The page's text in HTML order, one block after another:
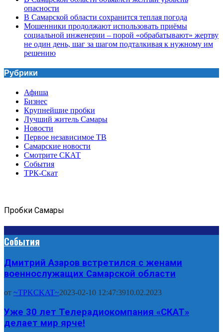
опасности
В Самарской области сохранится теплая погода
Мошенники продолжают использовать приёмы
социальной инженерии – порой «обрабатывают» жертву
не один день, шаг за шагом подталкивая к нужному им
решению
Рубрики
Афиша
Бизнес
Крупнейшие пробки
Лучший житель Самары
Новости
Первое независимое ТВ
Самарские новости
Смотрите СКАТ
События
ТРК-Скат
Пробки Самары
События
Дмитрий Азаров встретился с женами
военнослужащих Самарской области
от ~TPKCKAT~2023-02-10 12:47:3910.02.2023
Уже 30 лет Телерадиокомпания «СКАТ»
делает мир ярче!